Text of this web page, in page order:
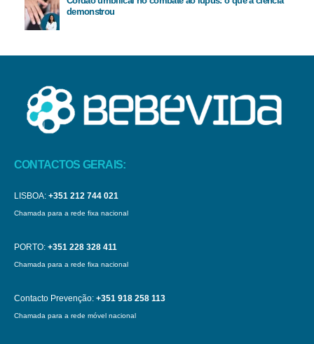
demonstrou
CONTACTOS GERAIS:
LISBOA: +351 212 744 021
Chamada para a rede fixa nacional
PORTO: +351 228 328 411
Chamada para a rede fixa nacional
Contacto Prevenção: +351 918 258 113
Chamada para a rede móvel nacional